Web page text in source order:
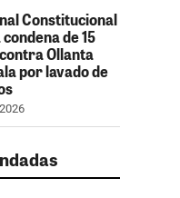
Constitucional
de 15
Ollanta
por lavado de